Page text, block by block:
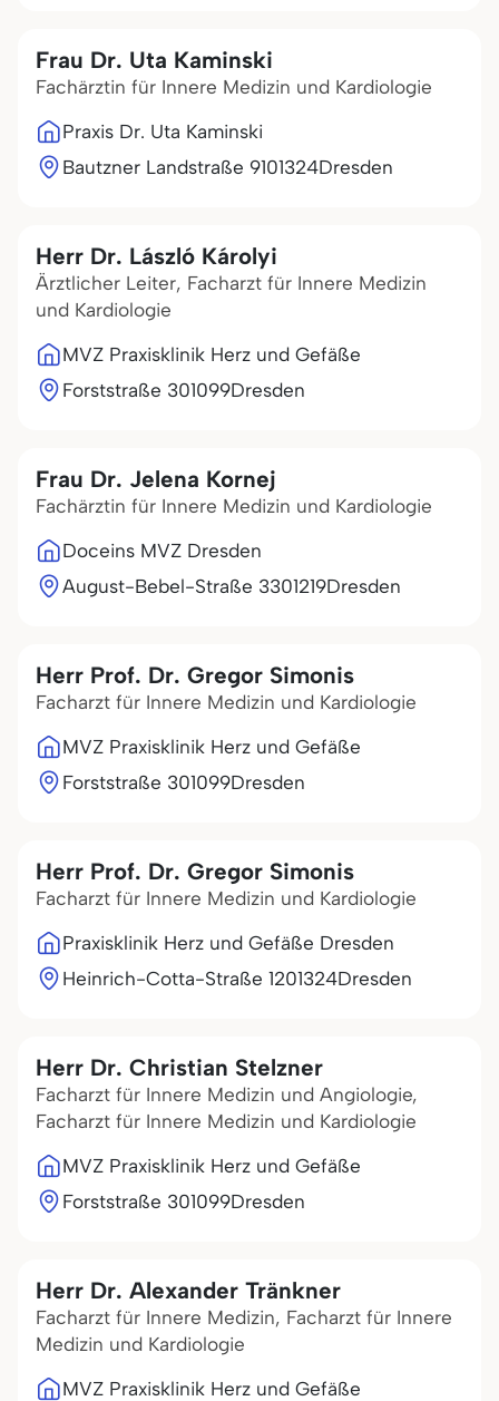
Frau Dr. Uta Kaminski
Fachärztin für Innere Medizin und Kardiologie
Praxis Dr. Uta Kaminski
Bautzner Landstraße 9101324Dresden
Herr Dr. László Károlyi
Ärztlicher Leiter, Facharzt für Innere Medizin
und Kardiologie
MVZ Praxisklinik Herz und Gefäße
Forststraße 301099Dresden
Frau Dr. Jelena Kornej
Fachärztin für Innere Medizin und Kardiologie
Doceins MVZ Dresden
August-Bebel-Straße 3301219Dresden
Herr Prof. Dr. Gregor Simonis
Facharzt für Innere Medizin und Kardiologie
MVZ Praxisklinik Herz und Gefäße
Forststraße 301099Dresden
Herr Prof. Dr. Gregor Simonis
Facharzt für Innere Medizin und Kardiologie
Praxisklinik Herz und Gefäße Dresden
Heinrich-Cotta-Straße 1201324Dresden
Herr Dr. Christian Stelzner
Facharzt für Innere Medizin und Angiologie,
Facharzt für Innere Medizin und Kardiologie
MVZ Praxisklinik Herz und Gefäße
Forststraße 301099Dresden
Herr Dr. Alexander Tränkner
Facharzt für Innere Medizin, Facharzt für Innere
Medizin und Kardiologie
MVZ Praxisklinik Herz und Gefäße